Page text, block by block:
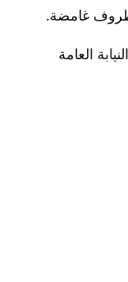
ظروف غامضة.
العامة